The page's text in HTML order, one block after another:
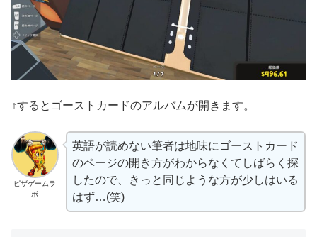
↑するとゴーストカードのアルバムが開きます。
ピザゲームラ
ボ
英語が読めない筆者は地味にゴーストカード
のページの開き方がわからなくてしばらく探
したので、きっと同じような方が少しはいる
はず…(笑)